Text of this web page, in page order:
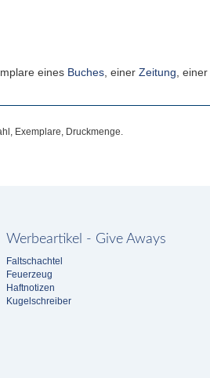
eines Buches , einer Zeitung , einer
Exemplare, Druckmenge.
Werbeartikel - Give Aways
Faltschachtel
Feuerzeug
Haftnotizen
Kugelschreiber